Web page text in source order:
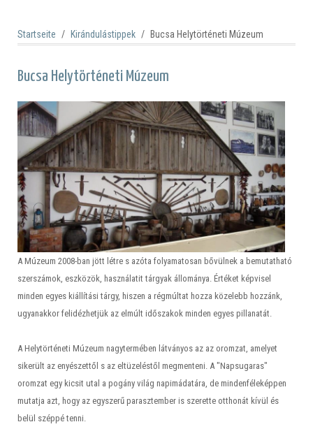
Startseite Kirándulástippek Bucsa Helytörténeti Múzeum
Bucsa Helytörténeti Múzeum
A Múzeum 2008-ban jött létre s azóta folyamatosan bővülnek a bemutatható
szerszámok, eszközök, használatit tárgyak állománya. Értéket képvisel
minden egyes kiállítási tárgy, hiszen a régmúltat hozza közelebb hozzánk,
ugyanakkor felidézhetjük az elmúlt időszakok minden egyes pillanatát.
A Helytörténeti Múzeum nagytermében látványos az az oromzat, amelyet
sikerült az enyészettől s az eltüzeléstől megmenteni. A "Napsugaras"
oromzat egy kicsit utal a pogány világ napimádatára, de mindenféleképpen
mutatja azt, hogy az egyszerű parasztember is szerette otthonát kívül és
belül széppé tenni.